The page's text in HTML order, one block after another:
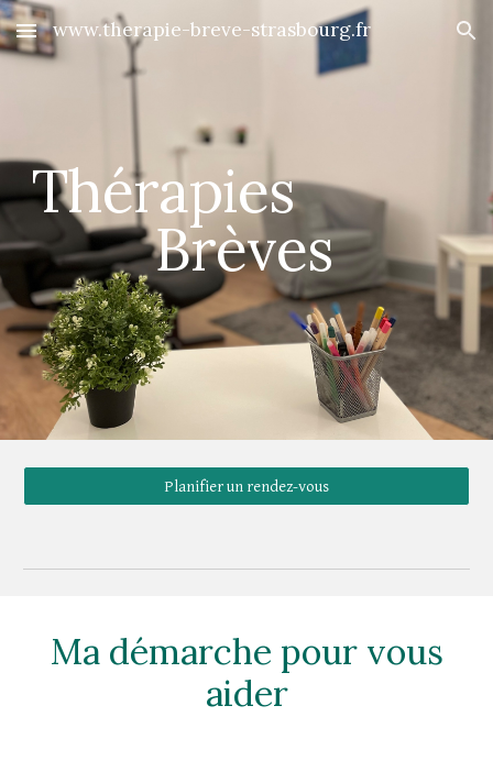
Skip to main content Skip to navigation
www.therapie-breve-strasbourg.fr
Thérapies
Brèves
Planifier un rendez-vous
Ma démarche pour vous
aider